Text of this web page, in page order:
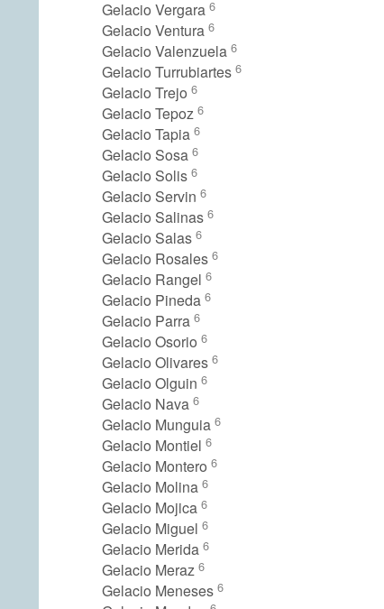
Gelacio Vergara 6
Gelacio Ventura 6
Gelacio Valenzuela 6
Gelacio Turrubiartes 6
Gelacio Trejo 6
Gelacio Tepoz 6
Gelacio Tapia 6
Gelacio Sosa 6
Gelacio Solis 6
Gelacio Servin 6
Gelacio Salinas 6
Gelacio Salas 6
Gelacio Rosales 6
Gelacio Rangel 6
Gelacio Pineda 6
Gelacio Parra 6
Gelacio Osorio 6
Gelacio Olivares 6
Gelacio Olguin 6
Gelacio Nava 6
Gelacio Munguia 6
Gelacio Montiel 6
Gelacio Montero 6
Gelacio Molina 6
Gelacio Mojica 6
Gelacio Miguel 6
Gelacio Merida 6
Gelacio Meraz 6
Gelacio Meneses 6